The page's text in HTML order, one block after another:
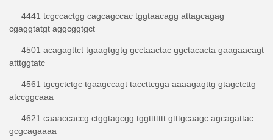
4441 tcgccactgg cagcagccac tggtaacagg attagcagag
cgaggtatgt aggcggtgct
4501 acagagttct tgaagtggtg gcctaactac ggctacacta gaagaacagt
atttggtatc
4561 tgcgctctgc tgaagccagt taccttcgga aaaagagttg gtagctcttg
atccggcaaa
4621 caaaccaccg ctggtagcgg tggttttttt gtttgcaagc agcagattac
gcgcagaaaa